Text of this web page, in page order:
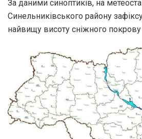
За даними синоптиків, на
Синельниківського району
найвищу висоту сніжного